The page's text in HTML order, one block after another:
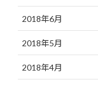
2018年6月
2018年5月
2018年4月